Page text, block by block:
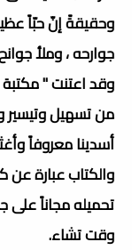
وحقيقةً إنّ حبّاً
جوارحه ، وملأ
وقد اعتنت "
من تسهيل
أسدينا معروفاً
والكتاب عبارة عن
تحميله مجاناً
وقت تشاء.